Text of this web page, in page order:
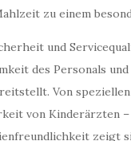
zu einem
und
des Personals
Von
von Kinderärzten
zeigt